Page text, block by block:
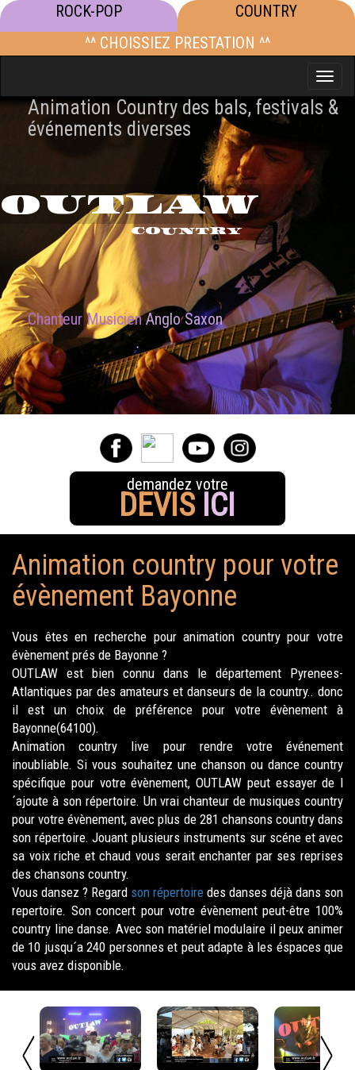
ROCK-POP
COUNTRY
^^ CHOISSIEZ PRESTATION ^^
Toggle
Animation Country des bals, festivals &
événements diverses
OUTLAW
COUNTRY
Chanteur MusicienAnglo Saxon
demandez votre
DEVIS ICI
Animation country pour votre
évènement Bayonne
Vous êtes en recherche pour animation country pour votre
évènement prés de Bayonne ?
OUTLAW est bien connu dans le département Pyrenees-
Atlantiques par des amateurs et danseurs de la country.. donc
il est un choix de préférence pour votre évènement à
Bayonne(64100).
Animation country live pour rendre votre événement
inoubliable. Si vous souhaitez une chanson ou dance country
spécifique pour votre évènement, OUTLAW peut essayer de l
´ajoute à son répertoire. Un vrai chanteur de musiques country
pour votre évènement, avec plus de 281 chansons country dans
son répertoire. Jouant plusieurs instruments sur scéne et avec
sa voix riche et chaud vous serait enchanter par ses reprises
des chansons country.
Vous dansez ? Regard son répertoire des danses déjà dans son
repertoire. Son concert pour votre évènement peut-être 100%
country line danse. Avec son matériel modulaire il peux animer
de 10 jusqu´a 240 personnes et peut adapte à les éspaces que
vous avez disponible.